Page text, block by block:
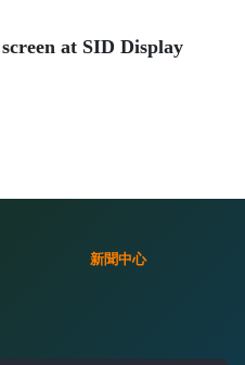
at SID Display
新聞中心